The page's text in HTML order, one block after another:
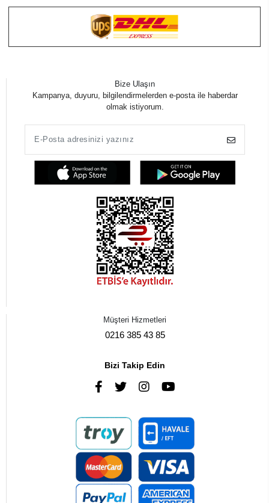
Bize Ulaşın
Kampanya, duyuru, bilgilendirmelerden e-posta ile haberdar
olmak istiyorum.
Müşteri Hizmetleri
0216 385 43 85
Bizi Takip Edin